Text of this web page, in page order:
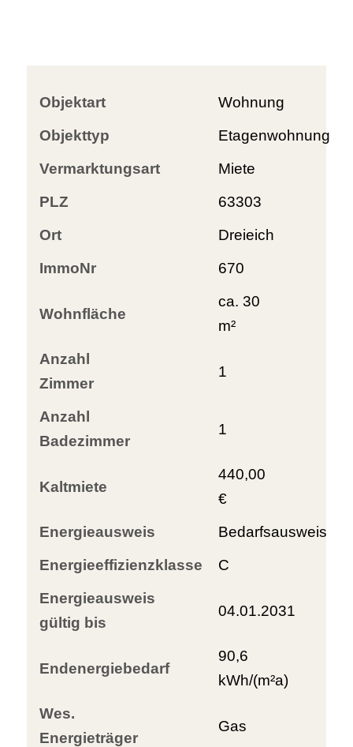
Objektart
Wohnung
Objekttyp
Etagenwohnung
Vermarktungsart
Miete
PLZ
63303
Ort
Dreieich
ImmoNr
670
Wohnfläche
ca. 30
m²
Anzahl
Zimmer
1
Anzahl
Badezimmer
1
Kaltmiete
440,00
€
Energieausweis
Bedarfsausweis
Energieeffizienzklasse
C
Energieausweis
gültig bis
04.01.2031
Endenergiebedarf
90,6
kWh/(m²a)
Wes.
Energieträger
Gas